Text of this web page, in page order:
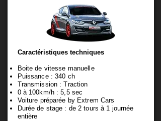
Caractéristiques techniques
Boite de vitesse manuelle
Puissance : 340 ch
Transmission : Traction
0 à 100km/h : 5,5 sec
Voiture préparée by Extrem Cars
Durée de stage : de 2 tours à 1 journée
entière